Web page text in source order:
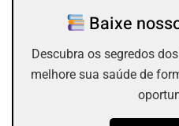
Baixe
Descubra os segredos dos
melhore sua saúde de